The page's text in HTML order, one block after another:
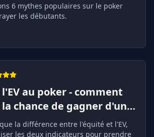
6 mythes populaires sur le poker
les débutants.
au poker - comment
chance de gagner d'une
la différence entre l'équité et l'EV,
les deux indicateurs pour prendre